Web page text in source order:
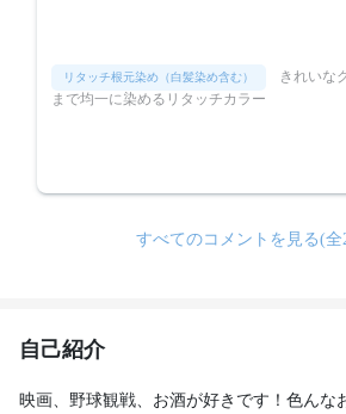
リタッチ根元染め（白髪染め含む）
まで均一に染めるリタッチカラー
すべてのコメントを見る(全
自己紹介
映画、野球観戦、お酒が好きです！色んな